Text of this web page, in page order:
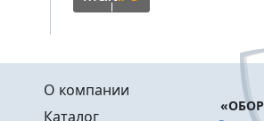
Меню в подвале
О компании
Каталог